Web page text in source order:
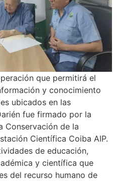
que permitirá el
y conocimiento
ubicados en las
fue firmado por la
Conservación de la
Científica Coiba AIP.
de educación,
y científica que
del recurso humano de